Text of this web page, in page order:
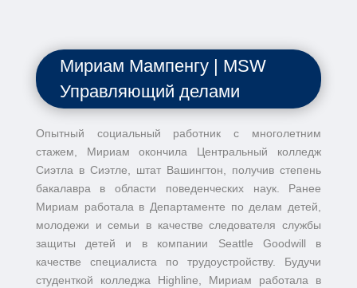
Мириам Мампенгу | MSW
Управляющий делами
Опытный социальный работник с многолетним
стажем, Мириам окончила Центральный колледж
Сиэтла в Сиэтле, штат Вашингтон, получив степень
бакалавра в области поведенческих наук. Ранее
Мириам работала в Департаменте по делам детей,
молодежи и семьи в качестве следователя службы
защиты детей и в компании Seattle Goodwill в
качестве специалиста по трудоустройству. Будучи
студенткой колледжа Highline, Мириам работала в